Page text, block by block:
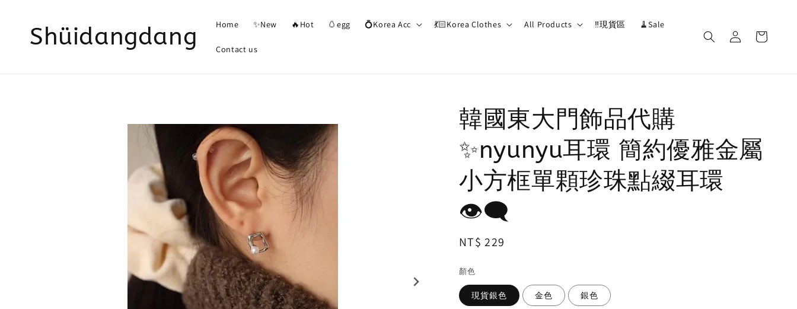
Shüidangdang Home ✨New 🔥Hot 🥚egg 💍Korea Acc 💃🏻Korea Clothes All Products ‼️現貨區 🧹Sale
Contact us
韓國東大門飾品代購
✨nyunyu耳環 簡約優雅金屬
小方框單顆珍珠點綴耳環
👁‍🗨
Regular
NT$ 229
顏色
現貨銀色 金色 銀色